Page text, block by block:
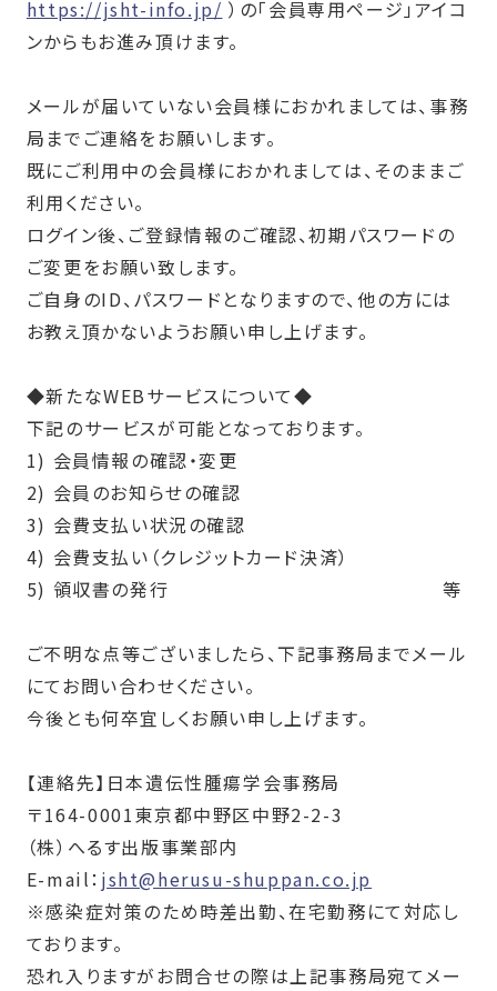
https://jsht-info.jp/ ）の「会員専用ページ」アイコ
ンからもお進み頂けます。
メールが届いていない会員様におかれましては、事務
局までご連絡をお願いします。
既にご利用中の会員様におかれましては、そのままご
利用ください。
ログイン後、ご登録情報のご確認、初期パスワードの
ご変更をお願い致します。
ご自身のID、パスワードとなりますので、他の方には
お教え頂かないようお願い申し上げます。
◆新たなWEBサービスについて◆
下記のサービスが可能となっております。
1) 会員情報の確認・変更
2) 会員のお知らせの確認
3) 会費支払い状況の確認
4) 会費支払い（クレジットカード決済）
5) 領収書の発行 等
ご不明な点等ございましたら、下記事務局までメール
にてお問い合わせください。
今後とも何卒宜しくお願い申し上げます。
【連絡先】日本遺伝性腫瘍学会事務局
〒164-0001東京都中野区中野2-2-3
（株）へるす出版事業部内
E-mail： jsht@herusu-shuppan.co.jp
※感染症対策のため時差出勤、在宅勤務にて対応し
ております。
恐れ入りますがお問合せの際は上記事務局宛てメー